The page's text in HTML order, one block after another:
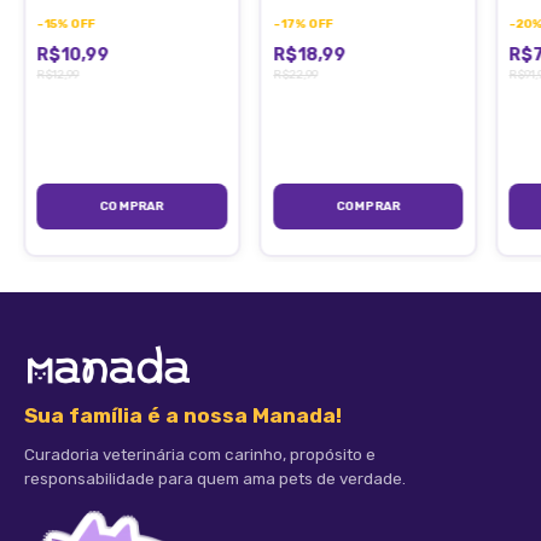
· Estímulo
· Drenagem
· Favorece a multiplicação e morte celular programadas
DIFERENCIAIS DO NEO CONTROL:
-15%OFF
R$10,99
R$12,99
-17%OFF
R$18,99
R$22,99
-20
Sua família é a nossa Manada!
Curadoria veterinária com carinho, propósito e
responsabilidade para quem ama pets de verdade.